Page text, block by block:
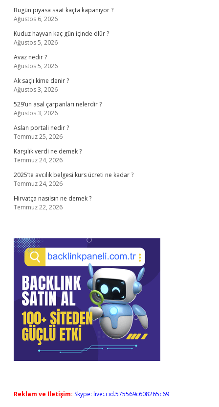
Bugün piyasa saat kaçta kapanıyor ?
Ağustos 6, 2026
Kuduz hayvan kaç gün içinde ölür ?
Ağustos 5, 2026
Avaz nedir ?
Ağustos 5, 2026
Ak saçlı kime denir ?
Ağustos 3, 2026
529’un asal çarpanları nelerdir ?
Ağustos 3, 2026
Aslan portali nedir ?
Temmuz 25, 2026
Karşılık verdi ne demek ?
Temmuz 24, 2026
2025’te avcılık belgesi kurs ücreti ne kadar ?
Temmuz 24, 2026
Hirvatça nasılsın ne demek ?
Temmuz 22, 2026
Reklam ve İletişim: Skype: live:.cid.575569c608265c69